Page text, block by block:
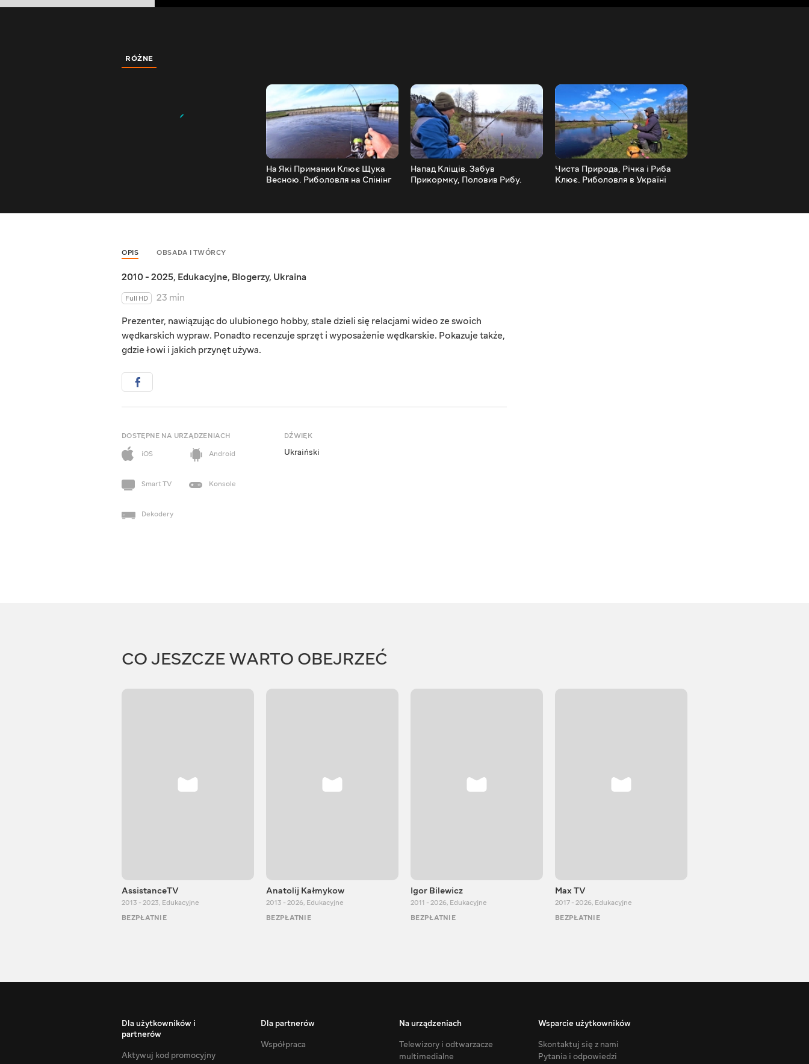
RÓŻNE
На Які Приманки Клює Щука
Весною. Риболовля на Спінінг
Напад Кліщів. Забув
Прикормку, Половив Рибу.
Чиста Природа, Річка і Риба
Клює. Риболовля в Україні
OPIS OBSADA I TWÓRCY
2010 - 2025, Edukacyjne, Blogerzy, Ukraina
Full HD
23 min
Prezenter, nawiązując do ulubionego hobby, stale dzieli się relacjami wideo ze swoich
wędkarskich wypraw. Ponadto recenzuje sprzęt i wyposażenie wędkarskie. Pokazuje także,
gdzie łowi i jakich przynęt używa.
DOSTĘPNE NA URZĄDZENIACH
iOS
Android
Smart TV Konsole
Dekodery
DŹWIĘK
Ukraiński
CO JESZCZE WARTO OBEJRZEĆ
AssistanceTV
2013 - 2023, Edukacyjne
BEZPŁATNIE
Anatolij Kałmykow
2013 - 2026, Edukacyjne
BEZPŁATNIE
Igor Bilewicz
2011 - 2026, Edukacyjne
BEZPŁATNIE
Max TV
2017 - 2026, Edukacyjne
BEZPŁATNIE
Dla użytkowników i
partnerów
Aktywuj kod promocyjny
Dla partnerów
Współpraca
Na urządzeniach
Telewizory i odtwarzacze
multimedialne
Wsparcie użytkowników
Skontaktuj się z nami
Pytania i odpowiedzi